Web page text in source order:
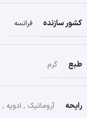
کشور سازنده فرانسه
طبع گرم
رایحه آروماتیک , ادویه ,